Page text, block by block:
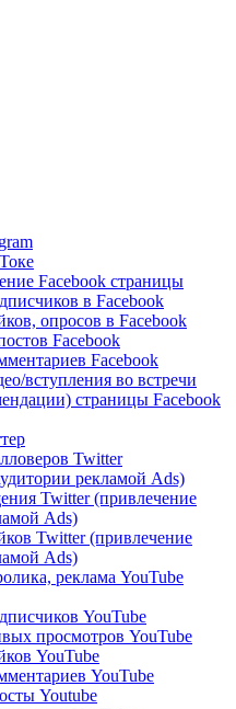
Facebook страницы
в Facebook
опросов в Facebook
Facebook
Facebook
вступления во встречи
страницы Facebook
Twitter
рекламой Ads)
Twitter (привлечение
Ads)
Twitter (привлечение
Ads)
реклама YouTube
YouTube
просмотров YouTube
YouTube
YouTube
Youtube